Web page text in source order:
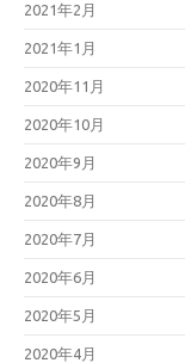
2021年2月
2021年1月
2020年11月
2020年10月
2020年9月
2020年8月
2020年7月
2020年6月
2020年5月
2020年4月